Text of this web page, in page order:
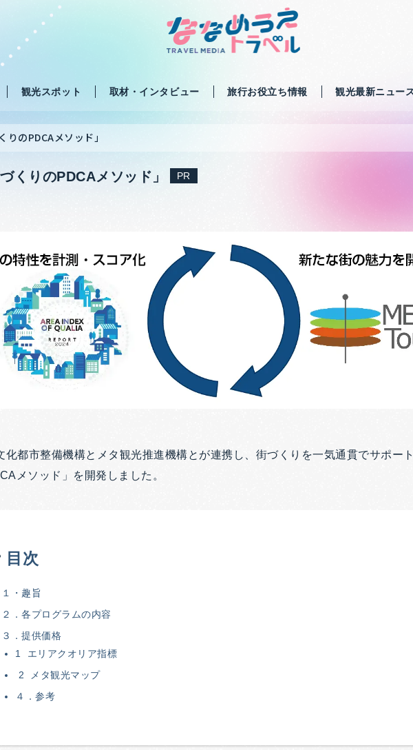
観光スポット 取材・インタビュー 旅行お役立ち情報 観光最新ニュー
りのPDCAメソッド」
づくりのPDCAメソッド」 PR
化都市整備機構とメタ観光推進機構とが連携し、街づくりを一気通貫でサポー
メソッド」を開発しました。
目次
１・趣旨
２．各プログラムの内容
３．提供価格
1 エリアクオリア指標
2 メタ観光マップ
４．参考